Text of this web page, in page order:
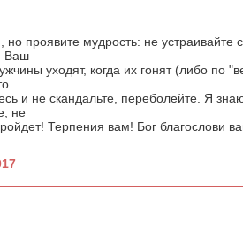
но проявите мудрость: не
Ваш
уходят, когда их гонят (либо по
и не скандальте, переболейте. Я
не
Терпения вам! Бог благослови